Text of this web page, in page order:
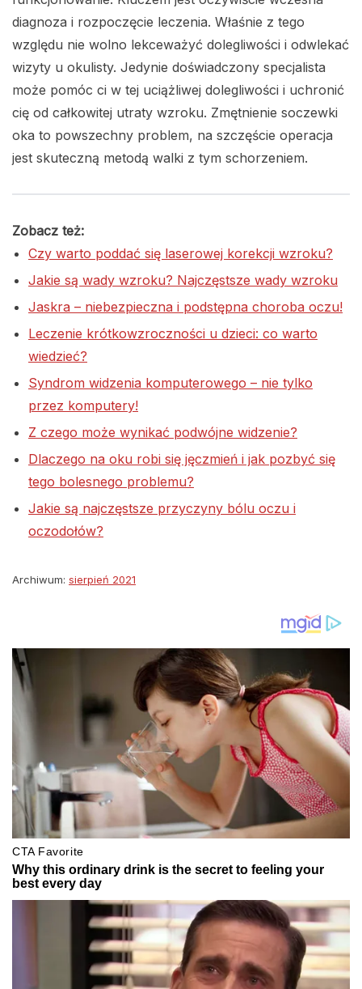
diagnoza i rozpoczęcie leczenia. Właśnie z tego
względu nie wolno lekceważyć dolegliwości i odwlekać
wizyty u okulisty. Jedynie doświadczony specjalista
może pomóc ci w tej uciążliwej dolegliwości i uchronić
cię od całkowitej utraty wzroku. Zmętnienie soczewki
oka to powszechny problem, na szczęście operacja
jest skuteczną metodą walki z tym schorzeniem.
Zobacz też:
Czy warto poddać się laserowej korekcji wzroku?
Jakie są wady wzroku? Najczęstsze wady wzroku
Jaskra – niebezpieczna i podstępna choroba oczu!
Leczenie krótkowzroczności u dzieci: co warto
wiedzieć?
Syndrom widzenia komputerowego – nie tylko
przez komputery!
Z czego może wynikać podwójne widzenie?
Dlaczego na oku robi się jęczmień i jak pozbyć się
tego bolesnego problemu?
Jakie są najczęstsze przyczyny bólu oczu i
oczodołów?
Archiwum: sierpień 2021